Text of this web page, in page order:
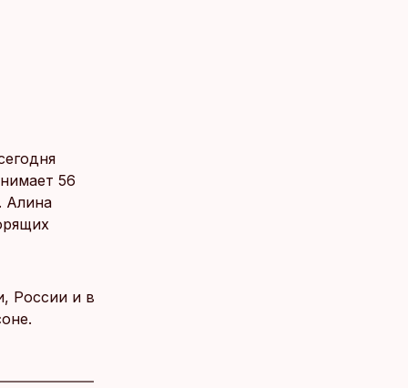
56
Алина
России и в